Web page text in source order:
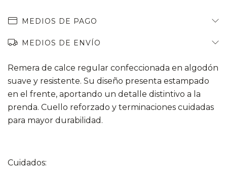
MEDIOS DE PAGO
MEDIOS DE ENVÍO
Remera de calce regular confeccionada en algodón
suave y resistente. Su diseño presenta estampado
en el frente, aportando un detalle distintivo a la
prenda. Cuello reforzado y terminaciones cuidadas
para mayor durabilidad.
Cuidados: